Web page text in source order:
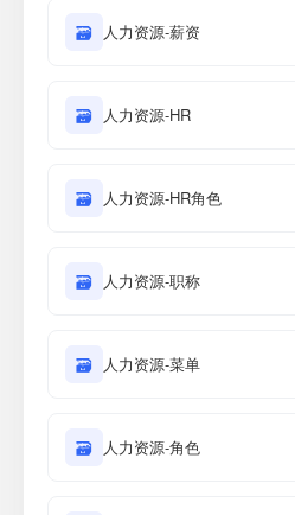
🗃 人力资源-薪资
🗃 人力资源-HR
🗃 人力资源-HR角色
🗃 人力资源-职称
🗃 人力资源-菜单
🗃 人力资源-角色